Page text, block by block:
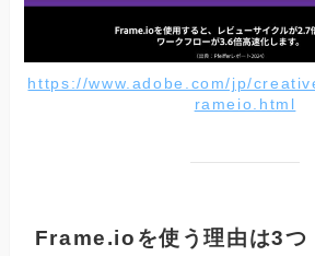
https://www.adobe.com/jp/
rameio.html
Frame.ioを使う理由は3つ